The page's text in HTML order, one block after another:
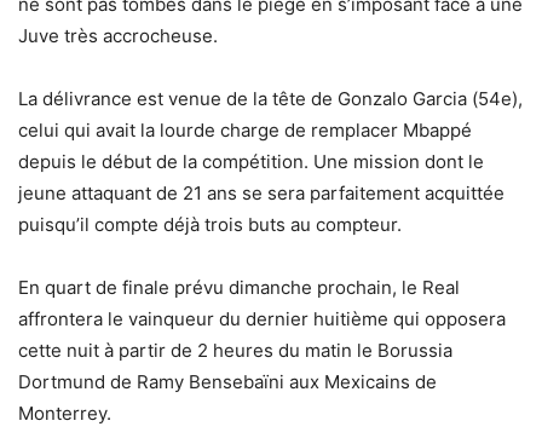
Juve très accrocheuse.
La délivrance est venue de la tête de Gonzalo Garcia (54e),
celui qui avait la lourde charge de remplacer Mbappé
depuis le début de la compétition. Une mission dont le
jeune attaquant de 21 ans se sera parfaitement acquittée
puisqu’il compte déjà trois buts au compteur.
En quart de finale prévu dimanche prochain, le Real
affrontera le vainqueur du dernier huitième qui opposera
cette nuit à partir de 2 heures du matin le Borussia
Dortmund de Ramy Bensebaïni aux Mexicains de
Monterrey.